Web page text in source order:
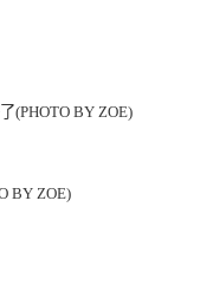
(PHOTO BY ZOE)
BY ZOE)